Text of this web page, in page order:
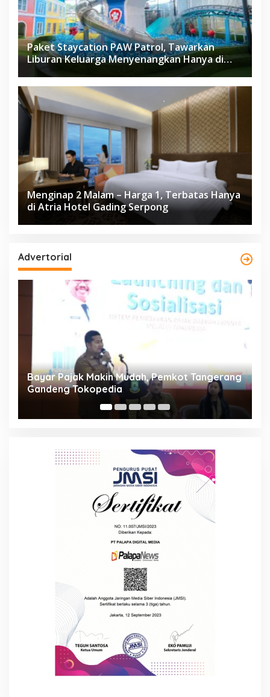
Paket Staycation PAW Patrol, Tawarkan
Liburan Keluarga Menyenangkan Hanya di
Herloom Hotel BSD
Menginap 2 Malam – Harga 1, Terbatas Hanya
di Atria Hotel Gading Serpong
Advertorial
Resmi Bergulir, 651 Kafilah Ramaikan MTQ
XXV Kota Tangerang di Ciledug